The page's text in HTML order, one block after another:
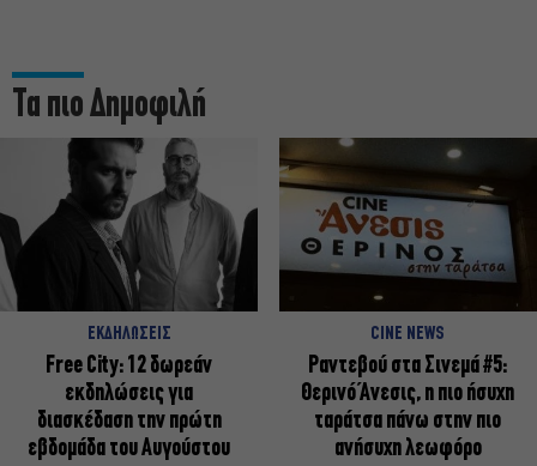
Τα πιο Δημοφιλή
ΕΚΔΗΛΩΣΕΙΣ
Free City: 12 δωρεάν
εκδηλώσεις για
διασκέδαση την πρώτη
εβδομάδα του Αυγούστου
CINE NEWS
Ραντεβού στα Σινεμά #5:
Θερινό Άνεσις, η πιο ήσυχη
ταράτσα πάνω στην πιο
ανήσυχη λεωφόρο